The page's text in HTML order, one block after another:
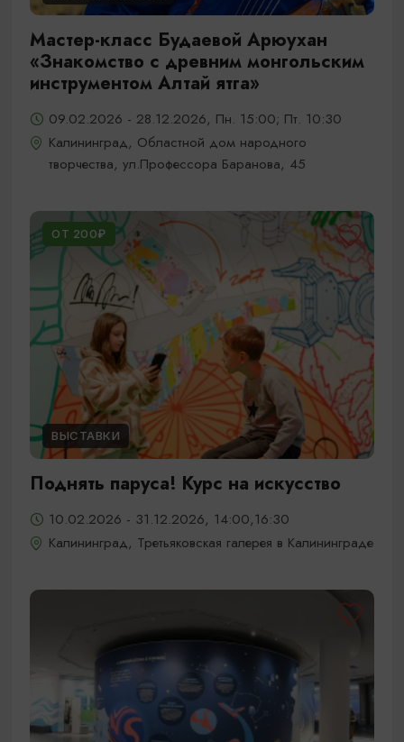
Мастер-класс Будаевой Арюухан
«Знакомство с древним монгольским
инструментом Алтай ятга»
09.02.2026 - 28.12.2026, Пн. 15:00; Пт. 10:30
Калининград, Областной дом народного
творчества, ул.Профессора Баранова, 45
ОТ 200₽
ВЫСТАВКИ
Поднять паруса! Курс на искусство
10.02.2026 - 31.12.2026, 14:00,16:30
Калининград, Третьяковская галерея в Калининграде